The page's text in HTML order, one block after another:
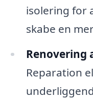
isolering for
skabe en
Reparation